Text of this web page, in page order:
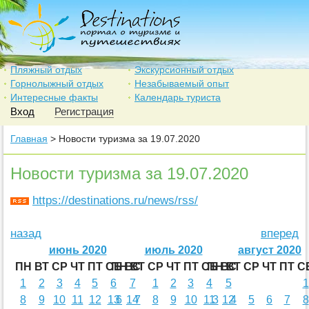
Пляжный отдых
Экскурсионный отдых
Горнолыжный отдых
Незабываемый опыт
Интересные факты
Календарь туриста
Вход Регистрация
Главная > Новости туризма за 19.07.2020
Новости туризма за 19.07.2020
https://destinations.ru/news/rss/
назад вперед
июнь 2020
ПН ВТ СР ЧТ ПТ СБ ВС
1
2 3 4 5 6
7
8
9 10 11 12 13
14
июль 2020
ПН ВТ СР ЧТ ПТ СБ ВС
1
2 3 4
5
6
7 8 9 10 11
12
август 2020
ПН ВТ СР ЧТ ПТ
1
3
4 5 6 7
8